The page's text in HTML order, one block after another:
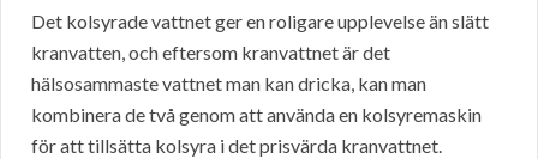
Det kolsyrade vattnet ger en roligare upplevelse än slätt
kranvatten, och eftersom kranvattnet är det
hälsosammaste vattnet man kan dricka, kan man
kombinera de två genom att använda en kolsyremaskin
för att tillsätta kolsyra i det prisvärda kranvattnet.